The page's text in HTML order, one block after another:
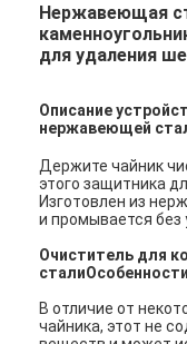
Нержавеющая
для удаления
Описание
нержавеющей
Держите чайник
этого защитника
Изготовлен из
и промывается без
Очиститель для
сталиОсобенности
В отличие от
чайника, этот не